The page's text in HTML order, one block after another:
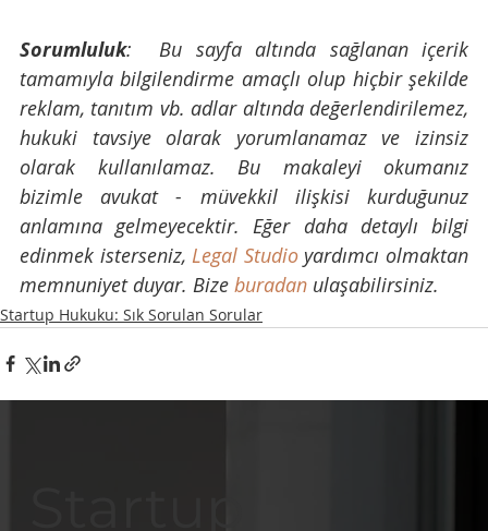
Sorumluluk:  Bu sayfa altında sağlanan içerik
tamamıyla bilgilendirme amaçlı olup hiçbir şekilde
reklam, tanıtım vb. adlar altında değerlendirilemez,
hukuki tavsiye olarak yorumlanamaz ve izinsiz
olarak kullanılamaz. Bu makaleyi okumanız
bizimle avukat - müvekkil ilişkisi kurduğunuz
anlamına gelmeyecektir. Eğer daha detaylı bilgi
edinmek isterseniz, Legal Studio yardımcı olmaktan
memnuniyet duyar. Bize buradan ulaşabilirsiniz.
Startup Hukuku: Sık Sorulan Sorular